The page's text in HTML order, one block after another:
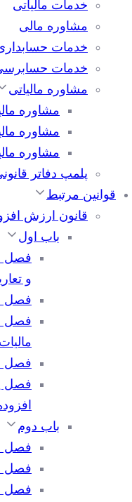
خدمات مالیاتی
مشاوره مالی
خدمات
خدمات
مشاوره مالیاتی
مشاوره
مشاوره
مشاوره
پلمپ دفاتر
قوانین مرتبط
قانون ارزش
باب اول
فصل
و
فصل
فصل
مالیات
فصل
فصل
باب دوم
فصل
فصل
فصل